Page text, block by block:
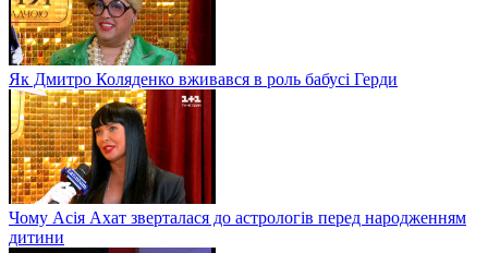
Як Дмитро Коляденко вживався в роль бабусі Герди
Чому Асія Ахат зверталася до астрологів перед народженням
дитини